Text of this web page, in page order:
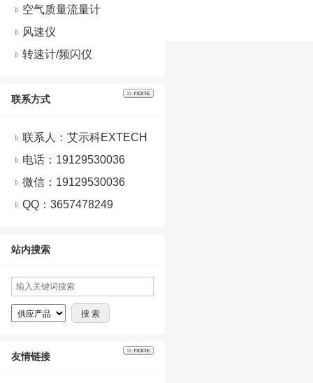
空气质量流量计
风速仪
转速计/频闪仪
联系方式
联系人：艾示科EXTECH
电话：19129530036
微信： 19129530036
QQ： 3657478249
站内搜索
友情链接